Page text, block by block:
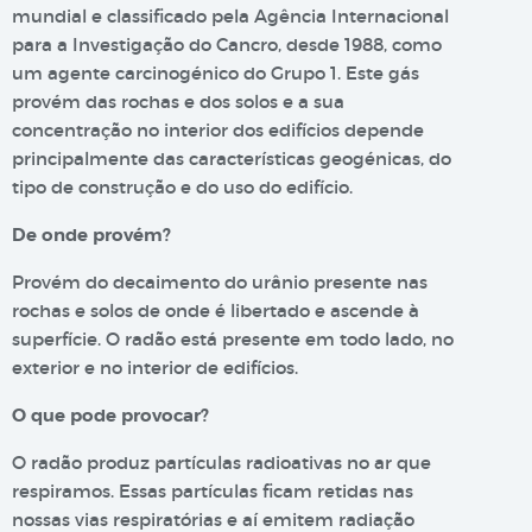
mundial e classificado pela Agência Internacional
para a Investigação do Cancro, desde 1988, como
um agente carcinogénico do Grupo 1. Este gás
provém das rochas e dos solos e a sua
concentração no interior dos edifícios depende
principalmente das características geogénicas, do
tipo de construção e do uso do edifício.
De onde provém?
Provém do decaimento do urânio presente nas
rochas e solos de onde é libertado e ascende à
superfície. O radão está presente em todo lado, no
exterior e no interior de edifícios.
O que pode provocar?
O radão produz partículas radioativas no ar que
respiramos. Essas partículas ficam retidas nas
nossas vias respiratórias e aí emitem radiação